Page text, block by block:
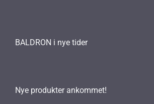
BALDRON i nye tider
Nye produkter ankommet!